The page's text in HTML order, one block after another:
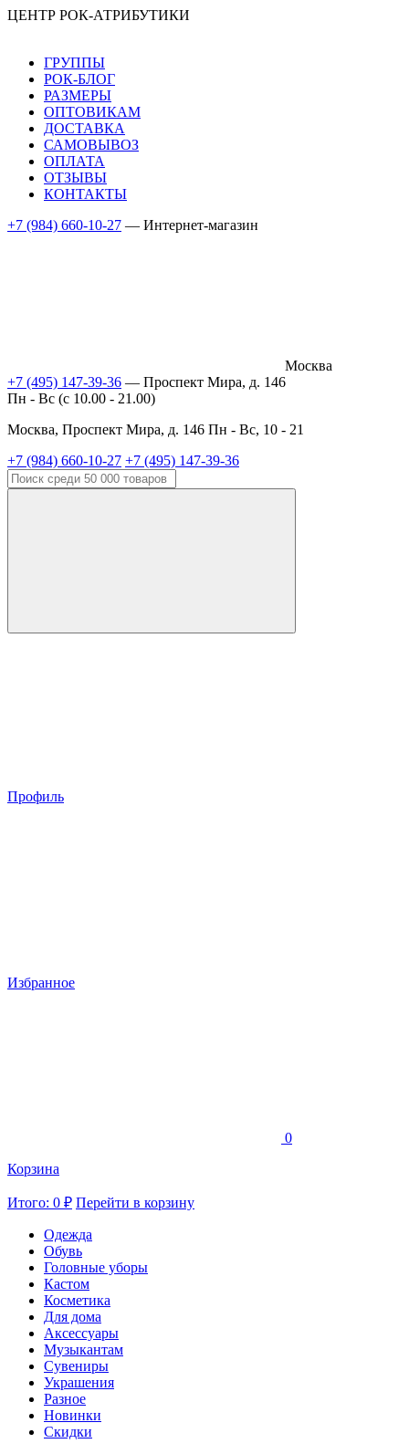
ЦЕНТР РОК-АТРИБУТИКИ
ГРУППЫ
РОК-БЛОГ
РАЗМЕРЫ
ОПТОВИКАМ
ДОСТАВКА
САМОВЫВОЗ
ОПЛАТА
ОТЗЫВЫ
КОНТАКТЫ
+7 (984) 660-10-27 — Интернет-магазин
Москва
+7 (495) 147-39-36 — Проспект Мира, д. 146
Пн - Вс (c 10.00 - 21.00)
Москва, Проспект Мира, д. 146 Пн - Вс, 10 - 21
+7 (984) 660-10-27 +7 (495) 147-39-36
Профиль
Избранное
0
Корзина
Итого: 0 ₽ Перейти в корзину
Одежда
Обувь
Головные уборы
Кастом
Косметика
Для дома
Аксессуары
Музыкантам
Сувениры
Украшения
Разное
Новинки
Скидки